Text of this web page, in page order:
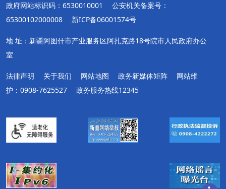
政府网站标识码：6530010001
公安机关备案号：
65300102000008
新ICP备06001574号
地 址：新疆阿图什市产业服务区阿扎克路18号院市人民政府办公
室
法律声明 关于我们 网站地图 政务新媒体矩阵
网站维
护：0908-7625527
政务服务热线12345